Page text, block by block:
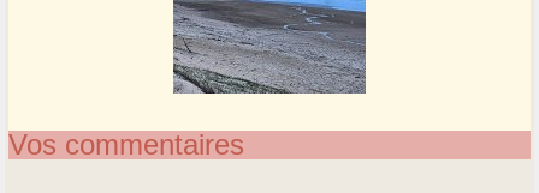
Vos commentaires